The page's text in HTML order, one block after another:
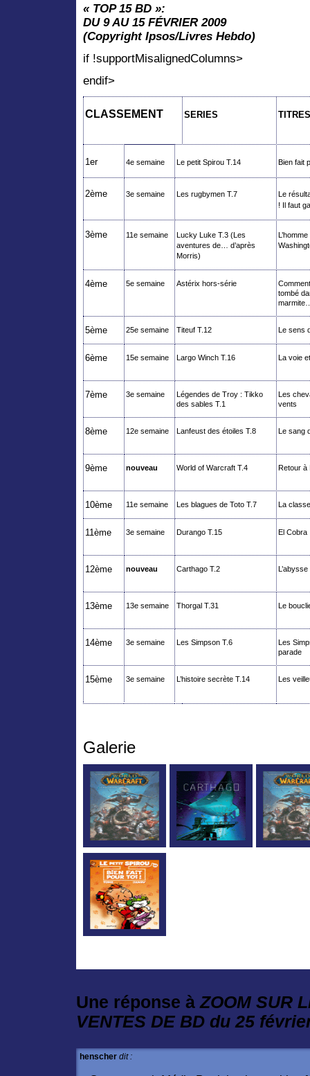
« TOP 15 BD »:
DU 9 AU 15 FÉVRIER 2009
(Copyright Ipsos/Livres Hebdo)
if !supportMisalignedColumns>
endif>
CLASSEMENT SERIES TITRES
1er 4e semaine Le petit Spirou T.14 Bien fait
2ème 3e semaine Les rugbymen T.7
Le
! Il faut
3ème 11e semaine
Lucky Luke T.3 (Les
aventures de… d’après
Morris)
L’homme
4ème 5e semaine Astérix hors-série
tombé
5ème 25e semaine Titeuf T.12 Le sens
6ème 15e semaine Largo Winch T.16 La voie
7ème 3e semaine Légendes de Troy : Tikko
des sables T.1
Les
vents
8ème 12e semaine Lanfeust des étoiles T.8 Le sang
9ème nouveau World of Warcraft T.4 Retour à
10ème 11e semaine Les blagues de Toto T.7 La
11ème 3e semaine Durango T.15 El Cobra
12ème nouveau Carthago T.2
13ème 13e semaine Thorgal T.31 Le
14ème 3e semaine Les Simpson T.6
Les
parade
15ème 3e semaine L’histoire secrète T.14 Les
Galerie
Une réponse àZOOM SUR
VENTES DE BD du 25
henscher dit :